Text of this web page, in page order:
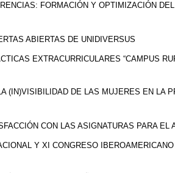
FORMACIÓN Y OPTIMIZACIÓN
ABIERTAS DE UNIDIVERSUS
EXTRACURRICULARES “CAMPUS
(IN)VISIBILIDAD DE LAS MUJERES EN LA
CON LAS ASIGNATURAS PARA EL
Y XI CONGRESO